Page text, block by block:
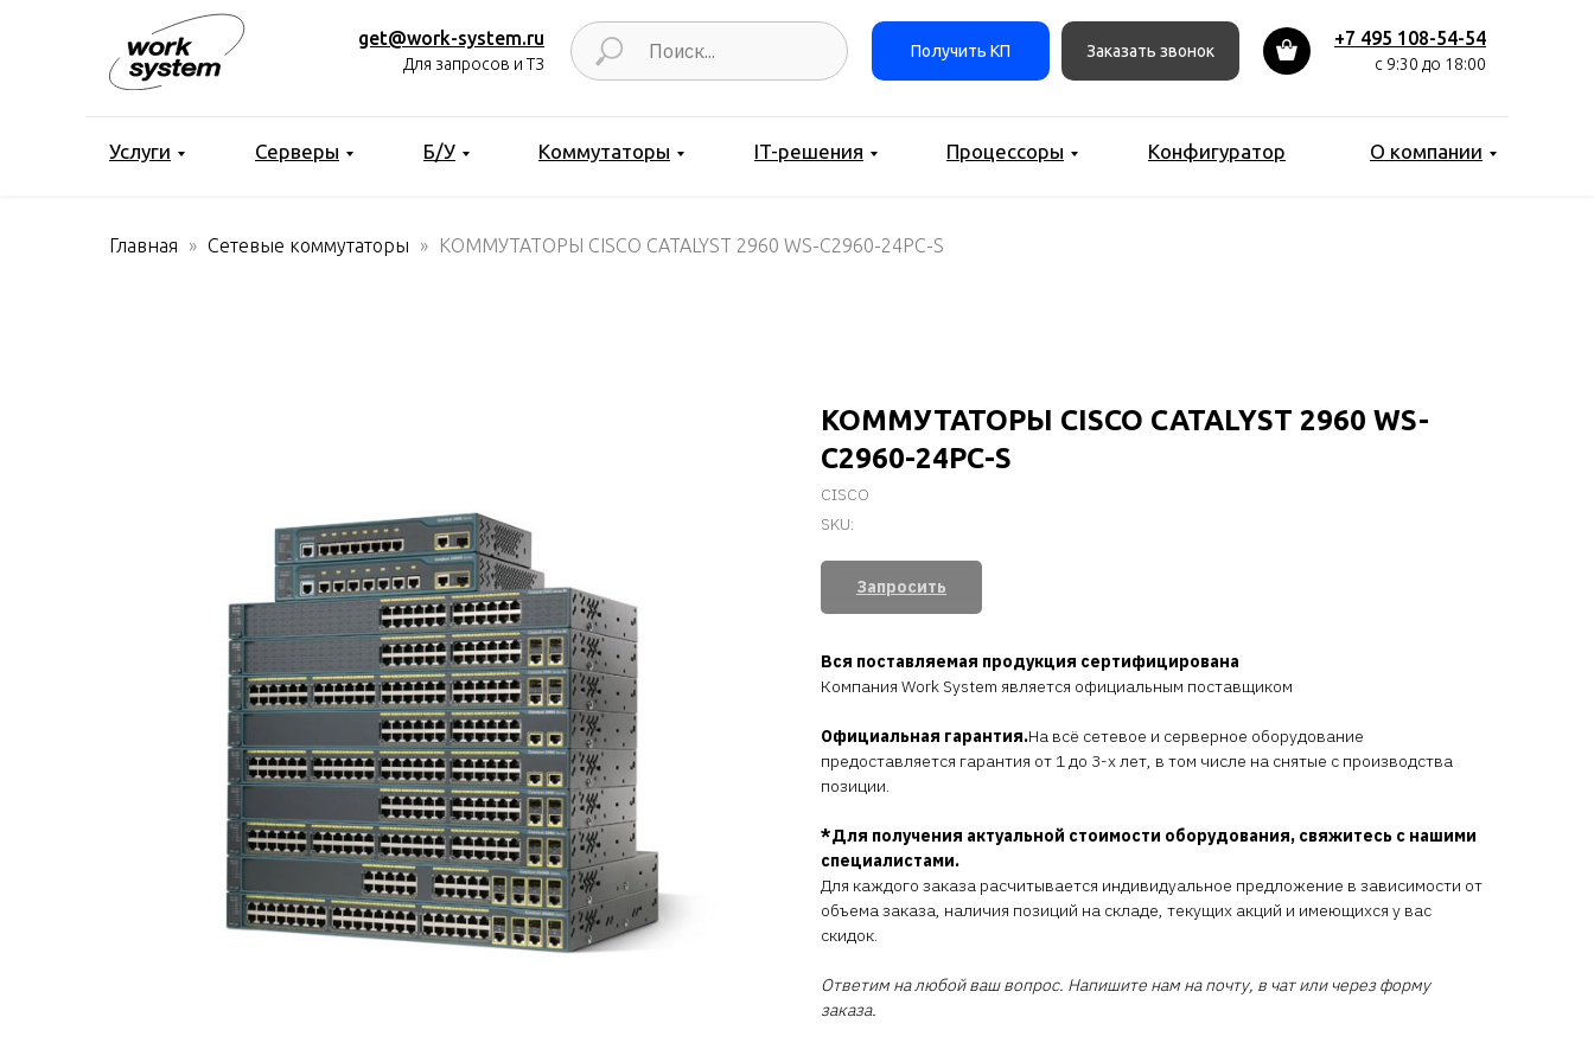
get@work-system.ru
Для запросов и ТЗ
+7 495 108-54-54
с 9:30 до 18:00
Заказать звонок
Получить КП
Услуги Серверы Б/У Коммутаторы IT-решения Процессоры Конфигуратор О компании
Главная Сетевые коммутаторы КОММУТАТОРЫ CISCO CATALYST 2960 WS-C2960-24PC-S
КОММУТАТОРЫ CISCO CATALYST 2960 WS-
C2960-24PC-S
CISCO
SKU:
Запросить
Вся поставляемая продукция сертифицирована
Компания Work System является официальным поставщиком
Официальная гарантия.На всё сетевое и серверное оборудование
предоставляется гарантия от 1 до 3-х лет, в том числе на снятые с производства
позиции.
*Для получения актуальной стоимости оборудования, свяжитесь с нашими
специалистами.
Для каждого заказа расчитывается индивидуальное предложение в зависимости от
объема заказа, наличия позиций на складе, текущих акций и имеющихся у вас
скидок.
Ответим на любой ваш вопрос. Напишите нам на почту, в чат или через форму
заказа.